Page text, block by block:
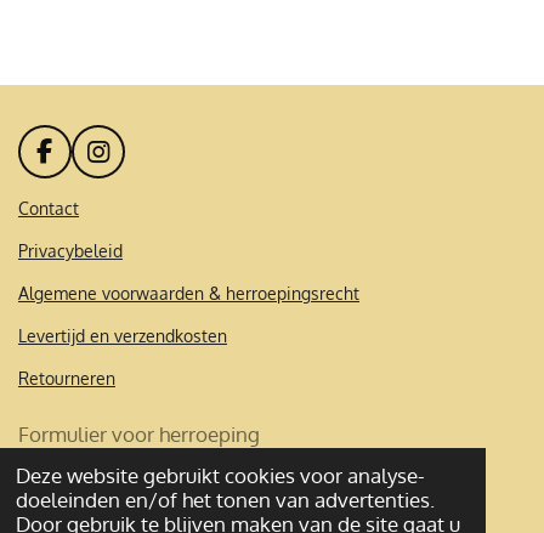
Deze website gebruikt cookies voor analyse-
doeleinden en/of het tonen van advertenties.
Door gebruik te blijven maken van de site gaat u
F
a
c
b
o
k
I
n
a
r
a
Contact
Privacybeleid
Algemene voorwaarden & herroepingsrecht
Levertijd en verzendkosten
Retourneren
Formulier voor herroeping
© 2020 - 2026 Mademoibelles
Powered byJouwWeb